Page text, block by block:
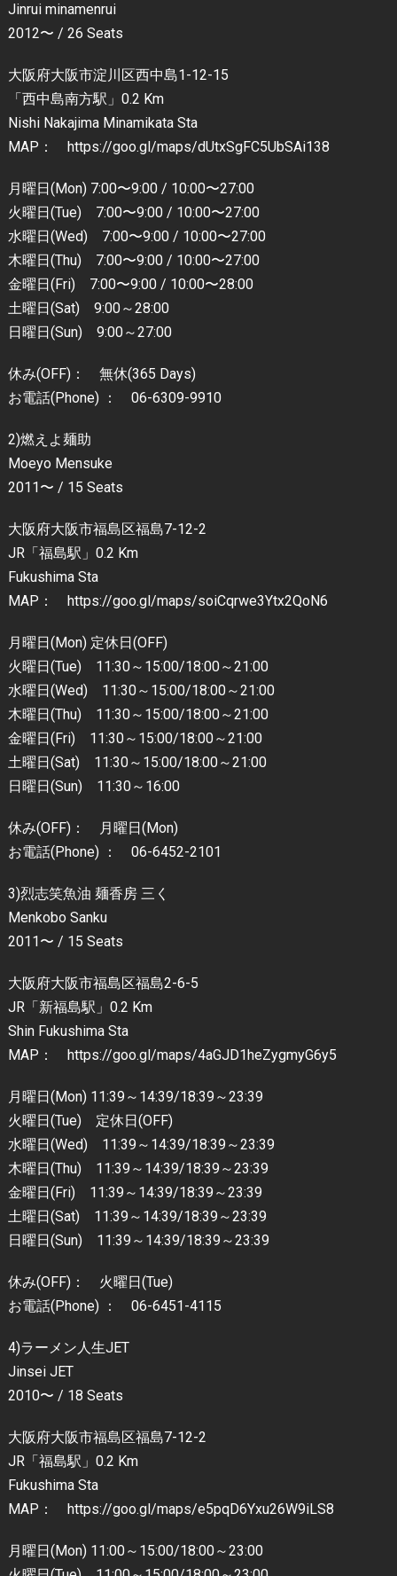
Jinrui minamenrui
2012〜 / 26 Seats
大阪府大阪市淀川区西中島1-12-15
「西中島南方駅」0.2 Km
Nishi Nakajima Minamikata Sta
MAP： https://goo.gl/maps/dUtxSgFC5UbSAi138
月曜日(Mon) 7:00〜9:00 / 10:00〜27:00
火曜日(Tue) 7:00〜9:00 / 10:00〜27:00
水曜日(Wed) 7:00〜9:00 / 10:00〜27:00
木曜日(Thu) 7:00〜9:00 / 10:00〜27:00
金曜日(Fri) 7:00〜9:00 / 10:00〜28:00
土曜日(Sat) 9:00～28:00
日曜日(Sun) 9:00～27:00
休み(OFF)： 無休(365 Days)
お電話(Phone) ： 06-6309-9910
2)燃えよ麺助
Moeyo Mensuke
2011〜 / 15 Seats
大阪府大阪市福島区福島7-12-2
JR「福島駅」0.2 Km
Fukushima Sta
MAP： https://goo.gl/maps/soiCqrwe3Ytx2QoN6
月曜日(Mon) 定休日(OFF)
火曜日(Tue) 11:30～15:00/18:00～21:00
水曜日(Wed) 11:30～15:00/18:00～21:00
木曜日(Thu) 11:30～15:00/18:00～21:00
金曜日(Fri) 11:30～15:00/18:00～21:00
土曜日(Sat) 11:30～15:00/18:00～21:00
日曜日(Sun) 11:30～16:00
休み(OFF)： 月曜日(Mon)
お電話(Phone) ： 06-6452-2101
3)烈志笑魚油 麺香房 三く
Menkobo Sanku
2011〜 / 15 Seats
大阪府大阪市福島区福島2-6-5
JR「新福島駅」0.2 Km
Shin Fukushima Sta
MAP： https://goo.gl/maps/4aGJD1heZygmyG6y5
月曜日(Mon) 11:39～14:39/18:39～23:39
火曜日(Tue) 定休日(OFF)
水曜日(Wed) 11:39～14:39/18:39～23:39
木曜日(Thu) 11:39～14:39/18:39～23:39
金曜日(Fri) 11:39～14:39/18:39～23:39
土曜日(Sat) 11:39～14:39/18:39～23:39
日曜日(Sun) 11:39～14:39/18:39～23:39
休み(OFF)： 火曜日(Tue)
お電話(Phone) ： 06-6451-4115
4)ラーメン人生JET
Jinsei JET
2010〜 / 18 Seats
大阪府大阪市福島区福島7-12-2
JR「福島駅」0.2 Km
Fukushima Sta
MAP： https://goo.gl/maps/e5pqD6Yxu26W9iLS8
月曜日(Mon) 11:00～15:00/18:00～23:00